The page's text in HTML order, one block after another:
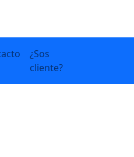
other
¿Sos
cliente?